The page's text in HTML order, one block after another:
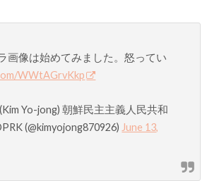
画像は始めてみました。怒ってい
WWtAGrvKkp
Yo-jong) 朝鮮民主主義人民共和
(@kimyojong870926) June 13,